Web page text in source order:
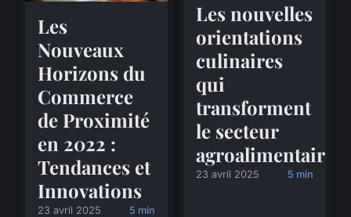
Les
Nouveaux
Horizons du
Commerce
de Proximité
en 2022 :
Tendances et
Innovations
23 avril 2025 5 min
Les nouvelles
orientations
culinaires
qui
transforment
le secteur
agroalimentaire
23 avril 2025 5 min